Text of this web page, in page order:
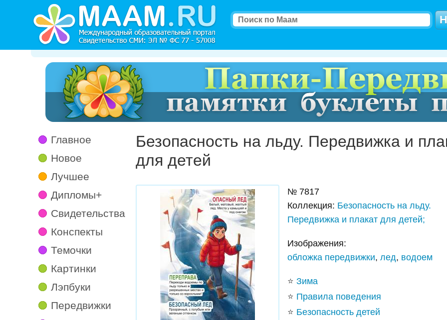
Главное
Новое
Лучшее
Дипломы+
Свидетельства
Конспекты
Темочки
Картинки
Лэпбуки
Передвижки
Безопасность на льду. Передвижка и
для детей
№ 7817
Коллекция: Безопасность на льду.
Передвижка и плакат для детей;
Изображения:
обложка передвижки,лед, водоем
⭐Зима
⭐ Правила поведения
⭐ Безопасность детей